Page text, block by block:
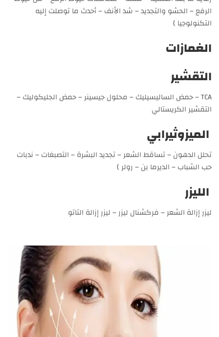
الرفع – الحشو والتجديد – شد الأنف – أحدث ما توصلت إليه
التكنولوجيا )
الغمازات
التقشير
TCA – حمض الساليسيليك – محلول جيسينر – حمض الجليكوليك –
التقشير الكريستالي
الميزوثيرابي
تحلل الدهون – تساقط الشعر – تجديد البشرة – التصبغات – ندبات
حب الشباب – الديرما بن – رولر )
الليزر
ليزر إزالة الشعر – فركشنال ليزر – ليزر إزالة التاتو